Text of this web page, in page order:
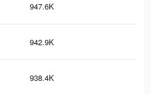
947.6K
942.9K
938.4K